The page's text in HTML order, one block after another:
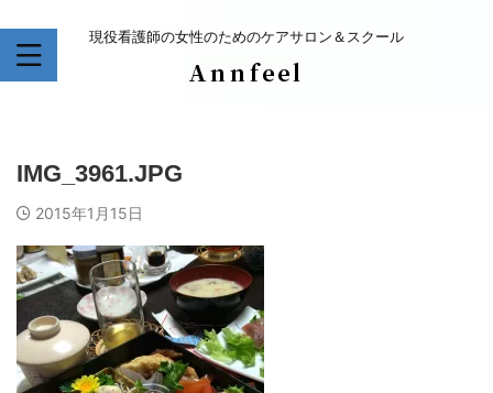
現役看護師の女性のためのケアサロン＆スクール
IMG_3961.JPG
2015年1月15日